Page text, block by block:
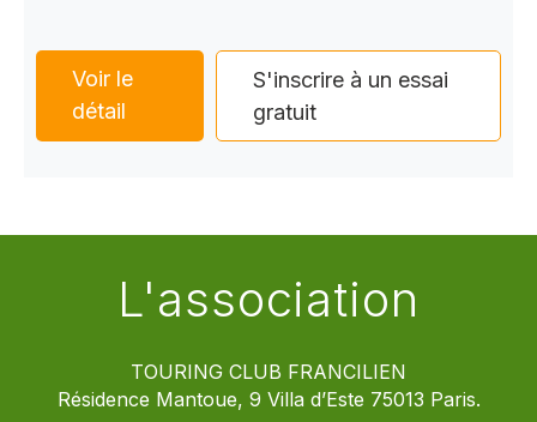
Voir le
détail
S'inscrire à un essai
gratuit
L'association
TOURING CLUB FRANCILIEN
Résidence Mantoue, 9 Villa d’Este 75013 Paris.